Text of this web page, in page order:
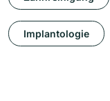
Implantologie